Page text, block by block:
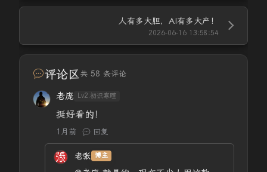
人有多大胆，AI有多大产！
2026-06-16 13:58:54
评论区共 58 条评论
老庞 Lv2.初识寒暄
挺好看的！
1月前 回复
老张 博主